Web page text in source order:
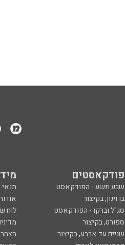
פודקאסטים
שבע תשע - הפודקאסט
בן וינון, בקיצור
סג"ל וברקו - הפודקאסט
לוח
ספורט, בקיצור
שניים עד ארבע, בקיצור